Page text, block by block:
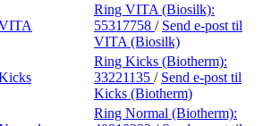
Ring VITA (Biosilk):
55317758 / Send e-post til
VITA (Biosilk)
Ring Kicks (Biotherm):
33221135 / Send e-post til
Kicks (Biotherm)
Ring Normal (Biotherm):